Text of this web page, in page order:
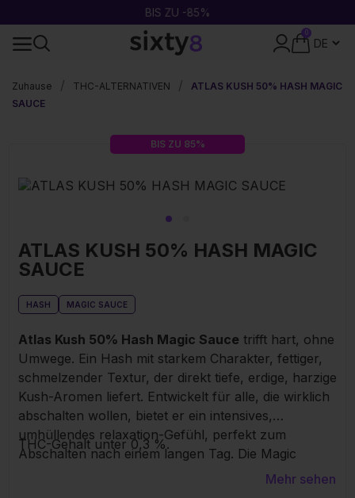
BIS ZU -85%
0
Zuhause
THC-ALTERNATIVEN
ATLAS KUSH 50% HASH MAGIC
SAUCE
BIS ZU 85%
ATLAS KUSH 50% HASH MAGIC
SAUCE
HASH MAGIC SAUCE
Atlas Kush 50% Hash Magic Sauce trifft hart, ohne
Umwege. Ein Hash mit starkem Charakter, fettiger,
schmelzender Textur, der direkt tiefe, erdige, harzige
Kush-Aromen liefert. Entwickelt für alle, die wirklich
abschalten wollen, bietet er ein intensives,
umhüllendes relaxation-Gefühl, perfekt zum
Abschalten nach einem langen Tag. Die Magic
Sauce verstärkt das Erlebnis, verleiht Tiefe und
THC-Gehalt unter 0,3 %.
Mehr sehen